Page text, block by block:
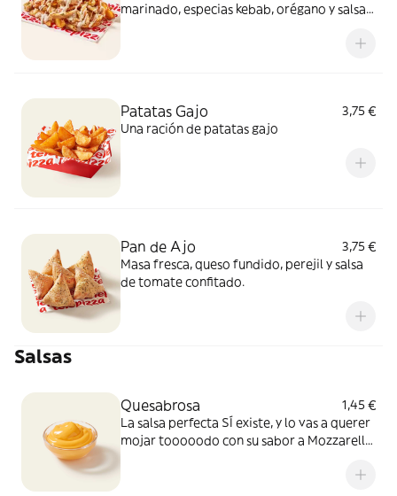
marinado, especias kebab, orégano y salsa
Patatas Gajo
3,75 €
Una ración de patatas gajo
Pan de Ajo
3,75 €
Masa fresca, queso fundido, perejil y salsa
de tomate confitado.
Salsas
Quesabrosa
1,45 €
La salsa perfecta SÍ existe, y lo vas a querer
mojar tooooodo con su sabor a Mozzarella